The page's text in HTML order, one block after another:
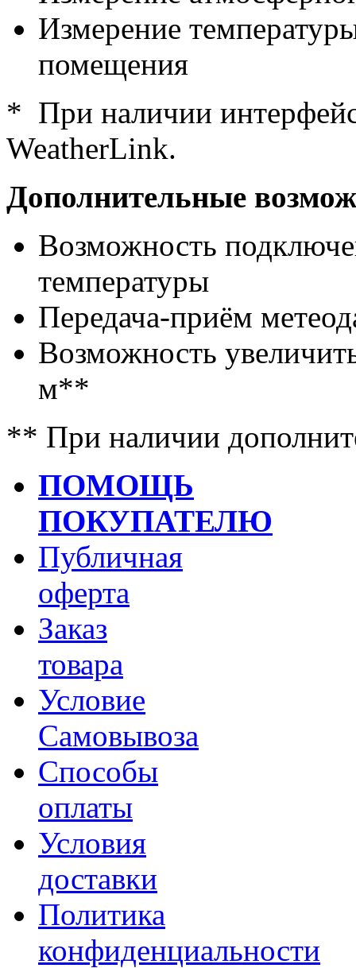
Измерение
помещения
* При наличии
WeatherLink.
Дополнительные
Возможность
температуры
Передача-приём
Возможность
м**
** При наличии
ПОМОЩЬ
ПОКУПАТЕЛЮ
Публичная
оферта
Заказ
товара
Условие
Самовывоза
Способы
оплаты
Условия
доставки
Политика
конфиденциальности